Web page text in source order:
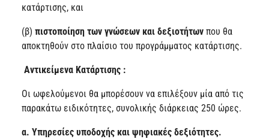
κατάρτισης, και
(β) πιστοποίηση των γνώσεων και δεξιοτήτων που θα
αποκτηθούν στο πλαίσιο του προγράμματος κατάρτισης.
Αντικείμενα Κατάρτισης :
Οι ωφελούμενοι θα μπορέσουν να επιλέξουν μία από τις
παρακάτω ειδικότητες, συνολικής διάρκειας 250 ώρες.
α. Υπηρεσίες υποδοχής και ψηφιακές δεξιότητες.